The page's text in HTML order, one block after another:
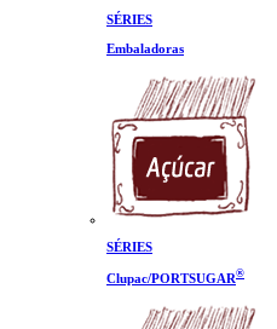
SÉRIES
Embaladoras
SÉRIES
Clupac/PORTSUGAR®